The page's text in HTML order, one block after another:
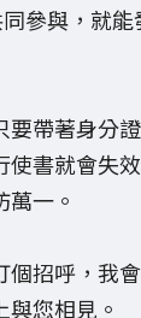
參與，就
帶著身分
書就會失
一。
招呼，我
您相見。